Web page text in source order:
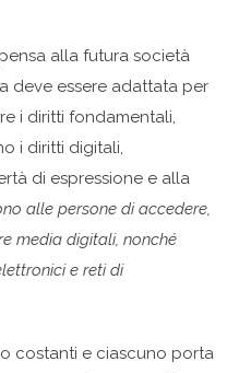
alla futura società
deve essere adattata per
i diritti fondamentali,
i diritti digitali,
di espressione e alla
alle persone di accedere,
media digitali, nonché
e reti di
costanti e ciascuno porta